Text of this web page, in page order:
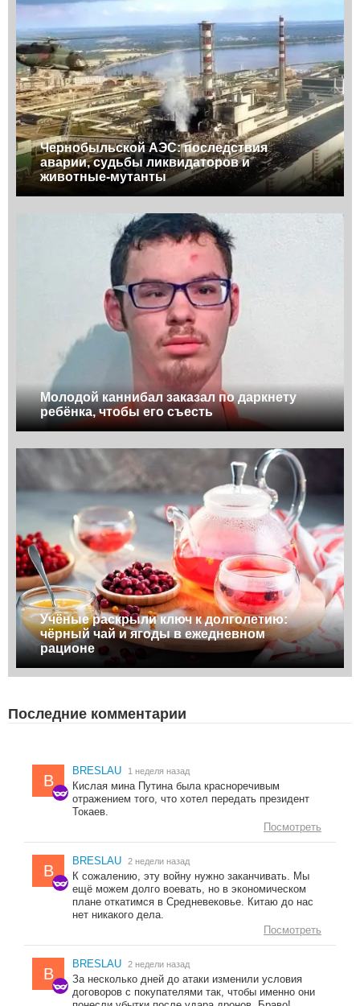
Чернобыльской АЭС: последствия
аварии, судьбы ликвидаторов и
животные-мутанты
Молодой каннибал заказал по даркнету
ребёнка, чтобы его съесть
Учёные раскрыли ключ к долголетию:
чёрный чай и ягоды в ежедневном
рационе
Последние комментарии
B
BRESLAU 1 неделя назад
Кислая мина Путина была красноречивым
отражением того, что хотел передать президент
Токаев.
Посмотреть
B
BRESLAU 2 недели назад
К сожалению, эту войну нужно заканчивать. Мы
ещё можем долго воевать, но в экономическом
плане откатимся в Средневековье. Китаю до нас
нет никакого дела.
Посмотреть
B
BRESLAU 2 недели назад
За несколько дней до атаки изменили условия
договоров с покупателями так, чтобы именно они